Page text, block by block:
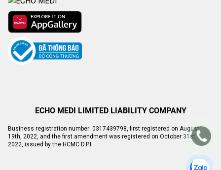
ECHO MEDI LIMITED LIABILITY COMPANY
Business registration number: 0317439798, first registered on August
19th, 2022, and the first amendment was registered on October 31st,
2022, issued by the HCMC D.P.I